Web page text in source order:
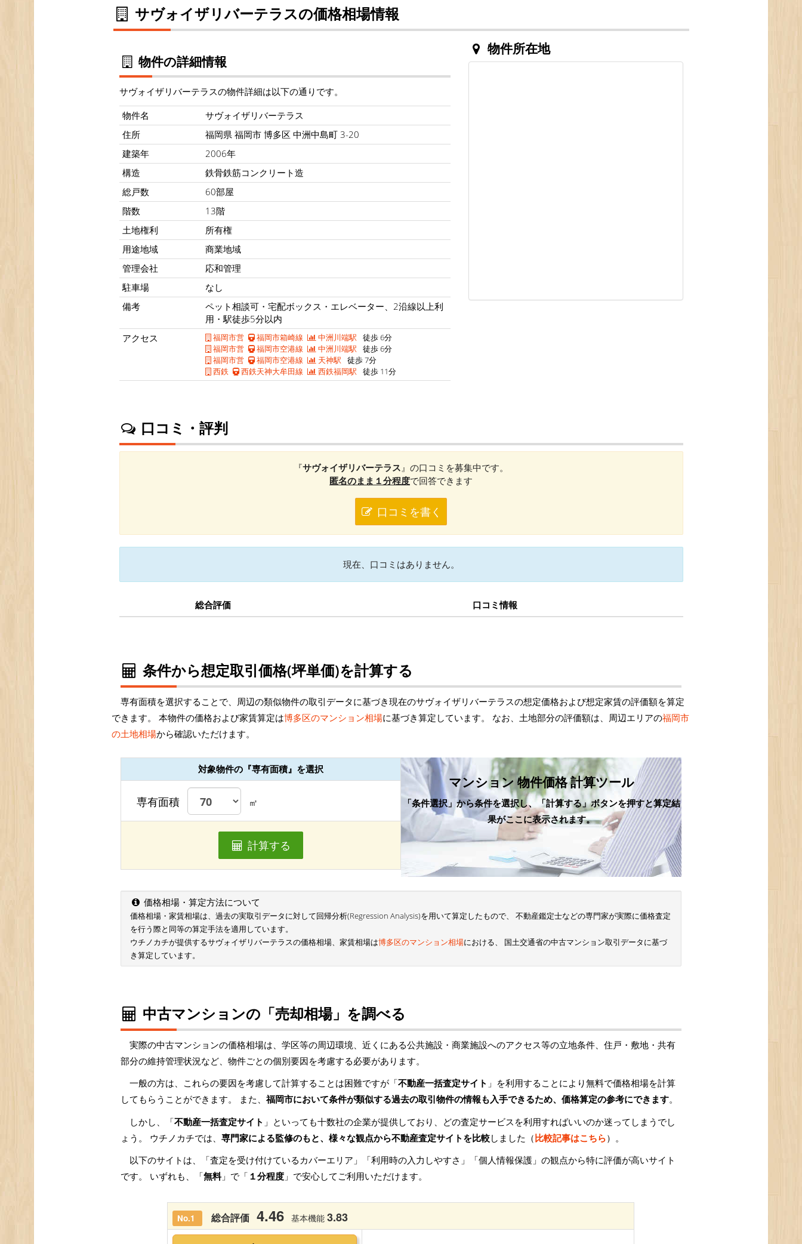
サヴォイザリバーテラスの価格相場情報
物件の詳細情報
サヴォイザリバーテラスの物件詳細は以下の通りです。
物件名
サヴォイザリバーテラス
住所
福岡県 福岡市 博多区 中洲中島町 3-20
建築年
2006年
構造
鉄骨鉄筋コンクリート造
総戸数
60部屋
階数
13階
土地権利
所有権
用途地域
商業地域
管理会社
応和管理
駐車場
なし
備考
ペット相談可・宅配ボックス・エレベーター、2沿線以上利
用・駅徒歩5分以内
アクセス
福岡市営 福岡市箱崎線 中洲川端駅 徒歩 6分
福岡市営
福岡市空港線 中洲川端駅 徒歩 6分
福岡市営
福岡市空港線 天神駅 徒歩 7分
西鉄
西鉄天神大牟田線 西鉄福岡駅 徒歩 11分
物件所在地
口コミ・評判
『サヴォイザリバーテラス』の口コミを募集中です。
匿名のまま１分程度で回答できます
口コミを書く
現在、口コミはありません。
総合評価 口コミ情報
条件から想定取引価格(坪単価)を計算する
専有面積を選択することで、周辺の類似物件の取引データに基づき現在のサヴォイザリバーテラスの想定価格および想定家賃の評価額を算定
できます。 本物件の価格および家賃算定は博多区のマンション相場に基づき算定しています。 なお、土地部分の評価額は、周辺エリアの福岡市
の土地相場から確認いただけます。
対象物件の『専有面積』を選択
専有面積 ㎡
計算する
マンション 物件価格 計算ツール
「条件選択」から条件を選択し、「計算する」ボタンを押すと算定結
果がここに表示されます。
価格相場・算定方法について
価格相場・家賃相場は、過去の実取引データに対して回帰分析(Regression Analysis)を用いて算定したもので、 不動産鑑定士などの専門家が実際に価格査定
を行う際と同等の算定手法を適用しています。
ウチノカチが提供するサヴォイザリバーテラスの価格相場、家賃相場は博多区のマンション相場における、 国土交通省の中古マンション取引データに基づ
き算定しています。
中古マンションの「売却相場」を調べる
実際の中古マンションの価格相場は、学区等の周辺環境、近くにある公共施設・商業施設へのアクセス等の立地条件、住戸・敷地・共有
部分の維持管理状況など、物件ごとの個別要因を考慮する必要があります。
一般の方は、これらの要因を考慮して計算することは困難ですが「不動産一括査定サイト 」を利用することにより無料で価格相場を計算
してもらうことができます。 また、 福岡市において条件が類似する過去の取引物件の情報も入手できるため、価格算定の参考にできます。
しかし、「不動産一括査定サイト 」といっても十数社の企業が提供しており、どの査定サービスを利用すればいいのか迷ってしまうでし
ょう。 ウチノカチでは、 専門家による監修のもと、様々な観点から不動産査定サイトを比較しました（比較記事はこちら）。
以下のサイトは、「査定を受け付けているカバーエリア」「利用時の入力しやすさ」「個人情報保護」の観点から特に評価が高いサイト
です。 いずれも、「無料」で「 １分程度 」で安心してご利用いただけます。